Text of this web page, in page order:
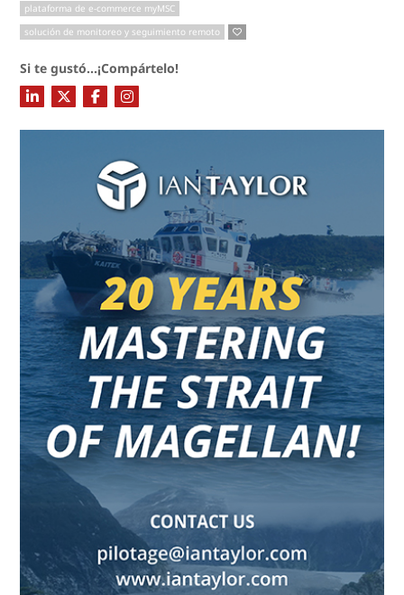
plataforma de e-commerce myMSC
solución de monitoreo y seguimiento remoto
Si te gustó...¡Compártelo!